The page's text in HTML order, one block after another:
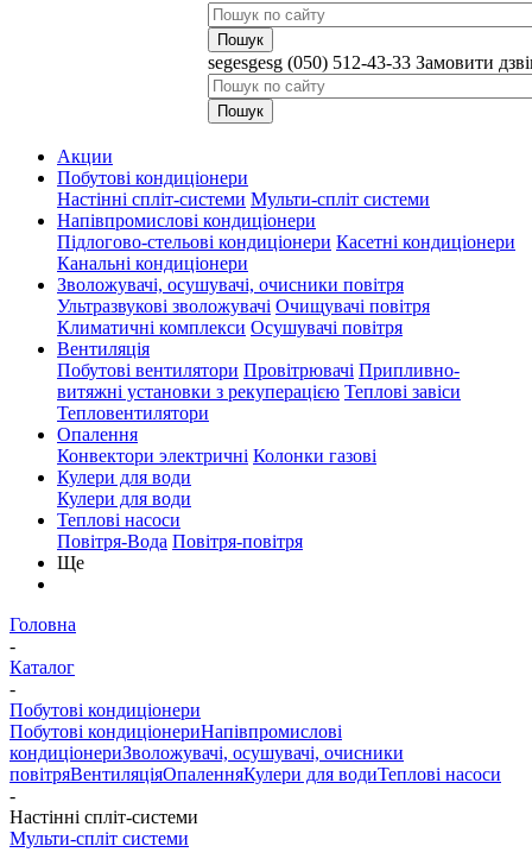
segesgesg (050) 512-43-33 Замовити
Акции
Побутові кондиціонери
Настінні спліт-системи Мульти-спліт системи
Напівпромислові кондиціонери
Підлогово-стельові кондиціонери Касетні кондиціонери
Канальні кондиціонери
Зволожувачі, осушувачі, очисники повітря
Ультразвукові зволожувачі Очищувачі повітря
Климатичні комплекси Осушувачі повітря
Вентиляція
Побутові вентилятори Провітрювачі Припливно-
витяжні установки з рекуперацією Теплові завіси
Тепловентилятори
Опалення
Конвектори электричні Колонки газові
Кулери для води
Кулери для води
Теплові насоси
Повітря-Вода Повітря-повітря
Ще
Головна
-
Каталог
-
Побутові кондиціонери
Побутові кондиціонериНапівпромислові
кондиціонериЗволожувачі, осушувачі, очисники
повітряВентиляціяОпаленняКулери для водиТеплові насоси
-
Настінні спліт-системи
Мульти-спліт системи